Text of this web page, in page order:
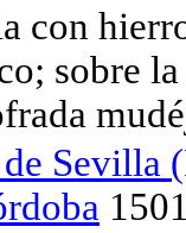
con
sobre
de